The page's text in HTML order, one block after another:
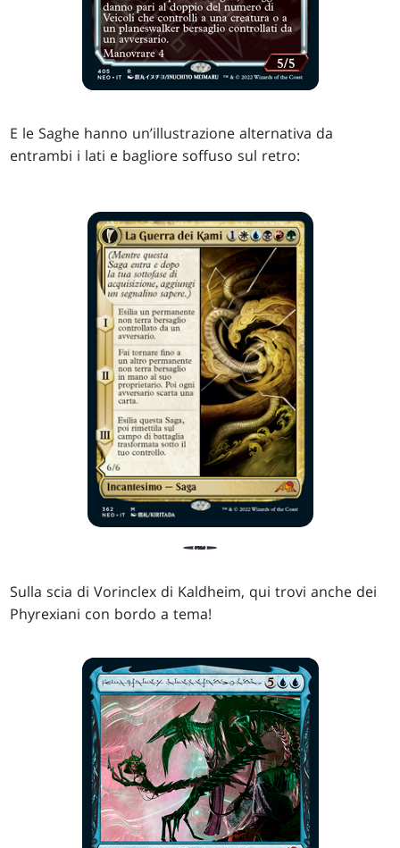
E le Saghe hanno un’illustrazione alternativa da
entrambi i lati e bagliore soffuso sul retro:
Sulla scia di Vorinclex di Kaldheim, qui trovi anche dei
Phyrexiani con bordo a tema!